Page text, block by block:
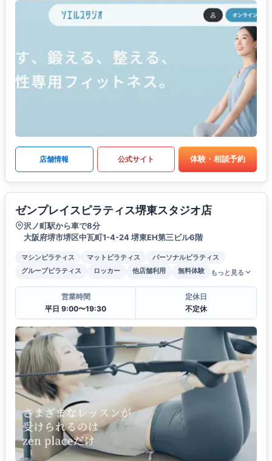
店舗情報 公式サイト 体験・相談予約
ゼンプレイスピラティス堺東スタジオ店
沢ノ町駅から車で8分
大阪府堺市堺区中瓦町1-4-24 堺東EH第三ビル6階
マシンピラティス マットピラティス
パーソナルピラティス
グループピラティス
ロッカー 他店舗利用 無料体験 もっと見る
営業時間
平日 9:00〜19:30
定休日
不定休